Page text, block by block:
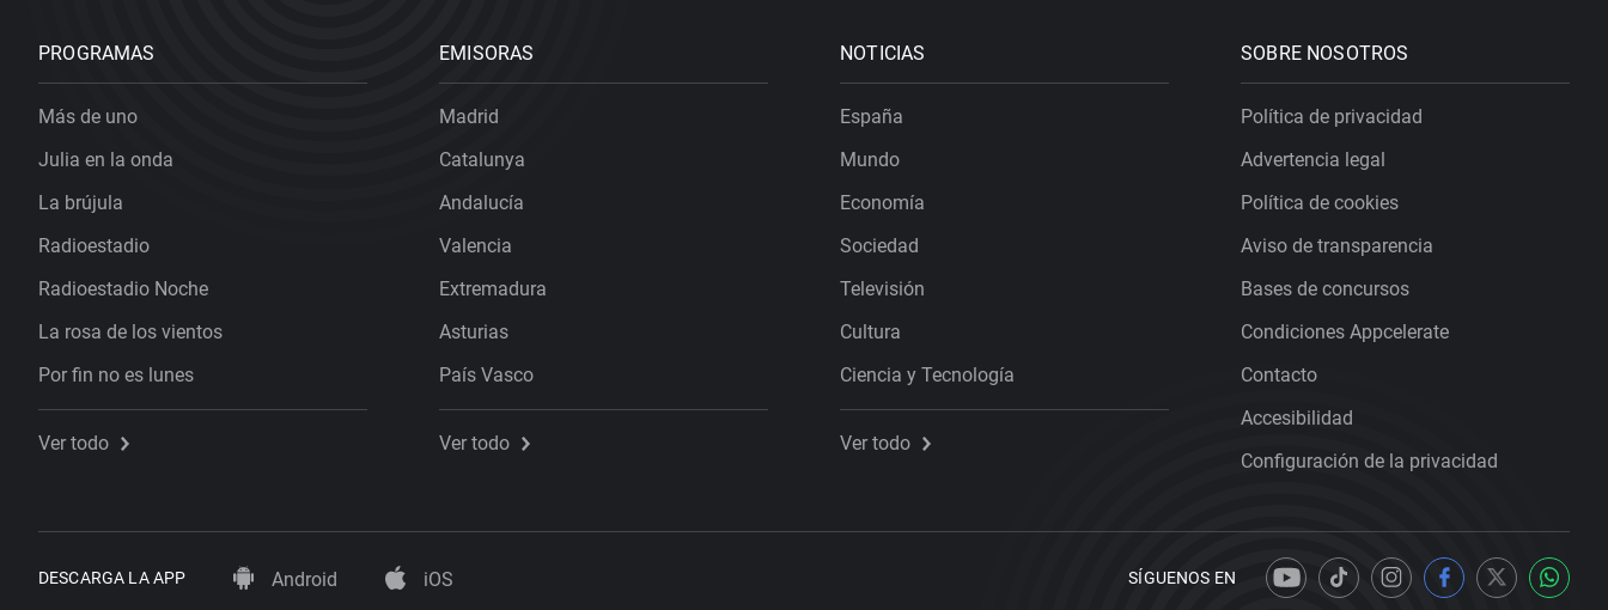
PROGRAMAS
Más de uno
Julia en la onda
La brújula
Radioestadio
Radioestadio Noche
La rosa de los vientos
Por fin no es lunes
Ver todo
EMISORAS
Madrid
Catalunya
Andalucía
Valencia
Extremadura
Asturias
País Vasco
Ver todo
NOTICIAS
España
Mundo
Economía
Sociedad
Televisión
Cultura
Ciencia y Tecnología
Ver todo
SOBRE NOSOTROS
Política de privacidad
Advertencia legal
Política de cookies
Aviso de transparencia
Bases de concursos
Condiciones Appcelerate
Contacto
Accesibilidad
Configuración de la privacidad
DESCARGA LA APP Android iOS SÍGUENOS EN